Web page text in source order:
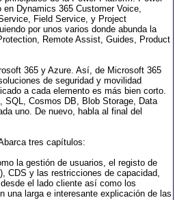
Dynamics 365 Customer Voice,
Field Service, y Project
por unos varios donde abunda la
Remote Assist, Guides, Product
365 y Azure. Así, de Microsoft 365
de seguridad y movilidad
a cada elemento es más bien corto.
SQL, Cosmos DB, Blob Storage, Data
uno. De nuevo, habla al final del
tres capítulos:
la gestión de usuarios, el registo de
CDS y las restricciones de capacidad,
el lado cliente así como los
una larga e interesante explicación de las